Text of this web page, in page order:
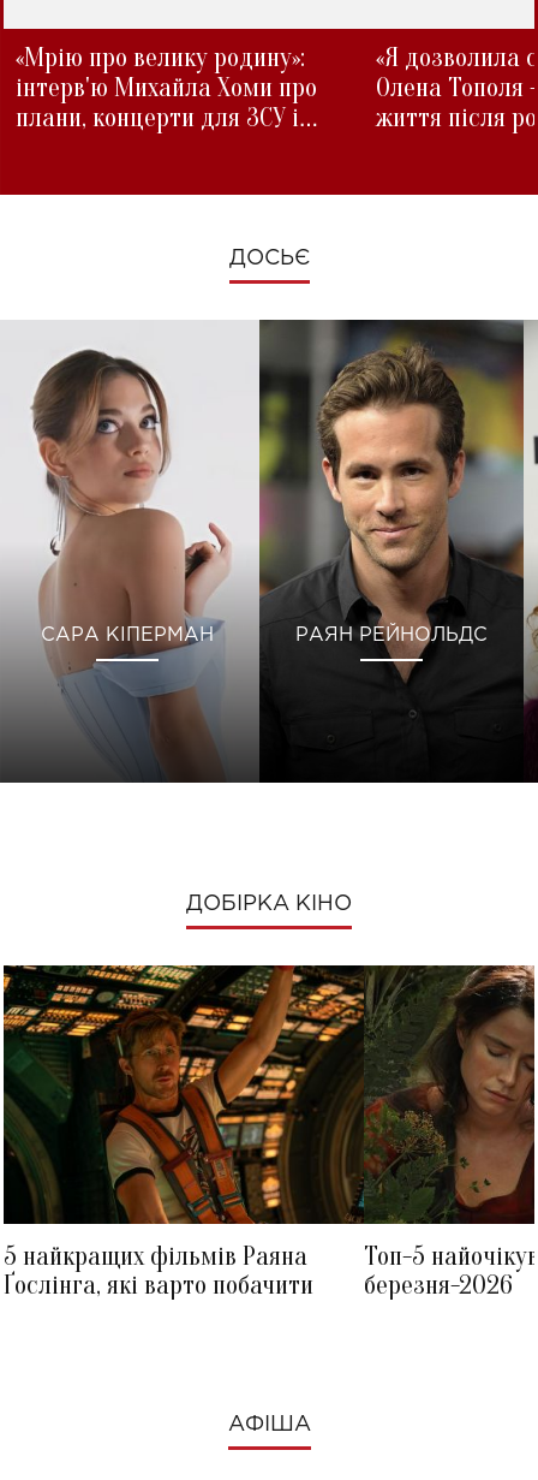
«Мрію про велику родину»:
інтерв'ю Михайла Хоми про
плани, концерти для ЗСУ і
«Я дозволила
Олена Тополя
життя після
ДОСЬЄ
САРА КІПЕРМАН РАЯН РЕЙНОЛЬДС
ДОБІРКА КІНО
5 найкращих фільмів Раяна
Ґослінга, які варто побачити
Топ-5
березня-2026
АФІША